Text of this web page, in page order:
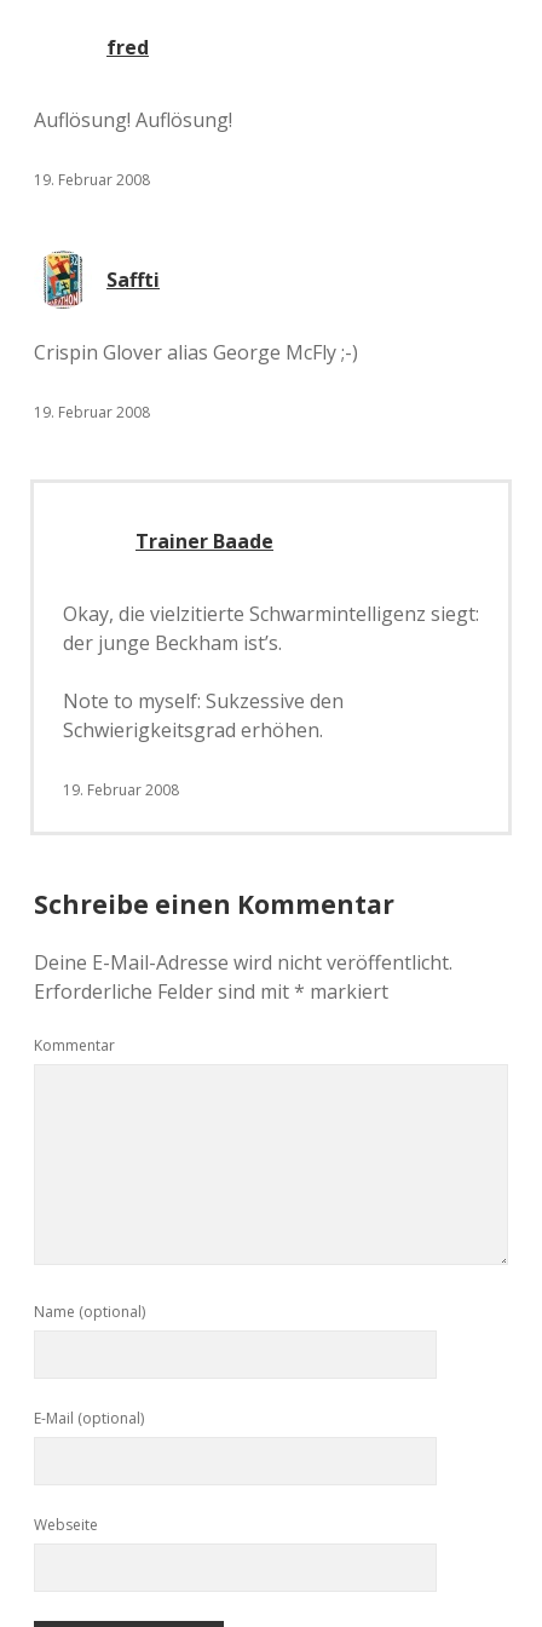
fred
Auflösung! Auflösung!
19. Februar 2008
Saffti
Crispin Glover alias George McFly ;-)
19. Februar 2008
Trainer Baade
Okay, die vielzitierte Schwarmintelligenz siegt:
der junge Beckham ist’s.
Note to myself: Sukzessive den
Schwierigkeitsgrad erhöhen.
19. Februar 2008
Schreibe einen Kommentar
Deine E-Mail-Adresse wird nicht veröffentlicht.
Erforderliche Felder sind mit* markiert
Kommentar
Name (optional)
E-Mail (optional)
Webseite